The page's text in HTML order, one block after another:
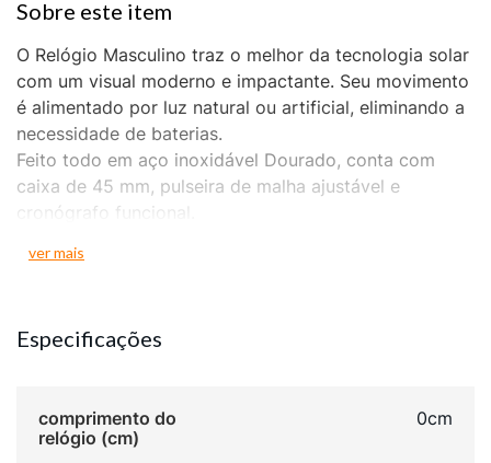
O Relógio Masculino traz o melhor da tecnologia solar
com um visual moderno e impactante. Seu movimento
é alimentado por luz natural ou artificial, eliminando a
necessidade de baterias.
Feito todo em aço inoxidável Dourado, conta com
caixa de 45 mm, pulseira de malha ajustável e
cronógrafo funcional.
marcadores de fácil leitura. Um relógio robusto,
ver mais
Especificações
comprimento do
relógio (cm)
0cm